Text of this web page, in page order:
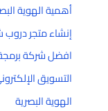
أهمية الهوية
إنشاء متجر دروب
افضل شركة
التسويق
الهوية البصرية